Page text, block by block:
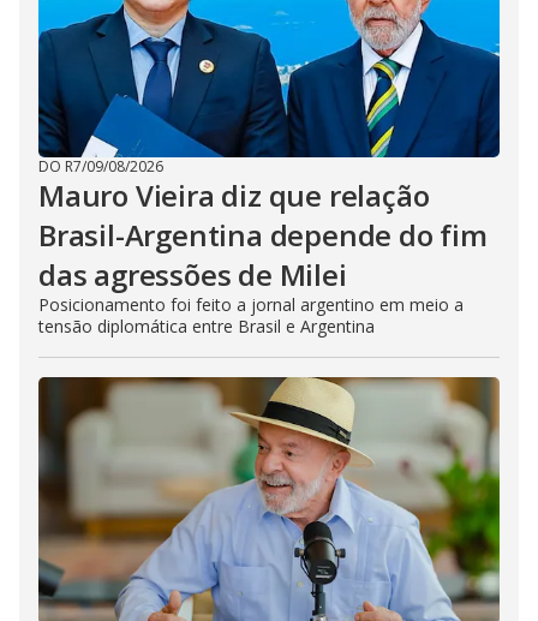
DO R7/09/08/2026
Mauro Vieira diz que relação
Brasil-Argentina depende do fim
das agressões de Milei
Posicionamento foi feito a jornal argentino em meio a
tensão diplomática entre Brasil e Argentina